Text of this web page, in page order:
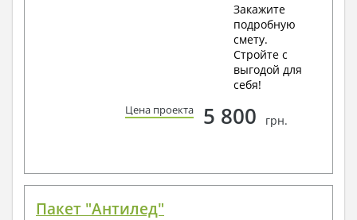
Закажите
подробную
смету.
Стройте с
выгодой для
себя!
Цена проекта 5 800 грн.
Пакет "Антилед"